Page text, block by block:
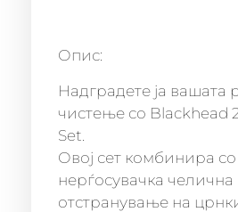
Опис:
Надградете ја вашата
чистење со Blackhead
Set.
Овој сет комбинира со
нерѓосувачка челична
отстранување на